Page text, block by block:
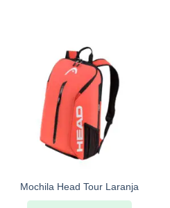
Mochila Head Tour Laranja